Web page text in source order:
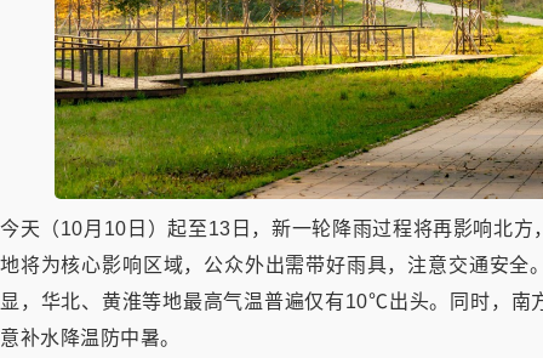
今天（10月10日）起至13日，新一轮降雨过程将再影响北
地将为核心影响区域，公众外出需带好雨具，注意交通安
显，华北、黄淮等地最高气温普遍仅有10℃出头。同时，南
意补水降温防中暑。